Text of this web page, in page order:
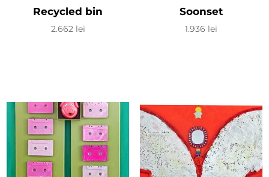
Recycled bin
2.662 lei
Soonset
1.936 lei